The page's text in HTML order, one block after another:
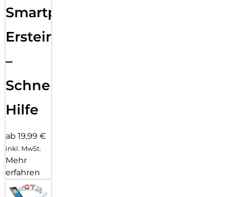
Smartphone
Ersteinrichtung
–
Schnelle
Hilfe
ab 19,99 €
inkl. MwSt.
Mehr
erfahren